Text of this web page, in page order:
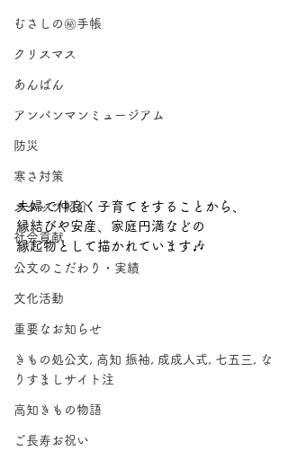
むさしの㊙手帳
クリスマス
あんぱん
アンパンマンミュージアム
防災
寒さ対策
スタッフ紹介
社会貢献
公文のこだわり・実績
文化活動
重要なお知らせ
きもの処公文, 高知 振袖, 成成人式, 七五三, な
りすましサイト注
高知きもの物語
ご長寿お祝い
夫婦で仲良く子育てをすることから、
縁結びや安産、家庭円満などの
縁起物として描かれています🎶